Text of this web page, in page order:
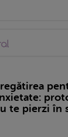
te pierzi în